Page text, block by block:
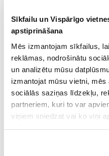
Sīkfailu un Vispārīgo
apstiprināšana
Mēs izmantojam sīkfailus,
reklāmas, nodrošinātu
un analizētu mūsu
izmantojat mūsu vietni,
sociālās saziņas līdzekļu,
partneriem, kuri to var
viņiem sniedzat vai ko viņi
Vispārīgiem